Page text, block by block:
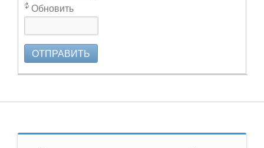
Обновить
ОТПРАВИТЬ